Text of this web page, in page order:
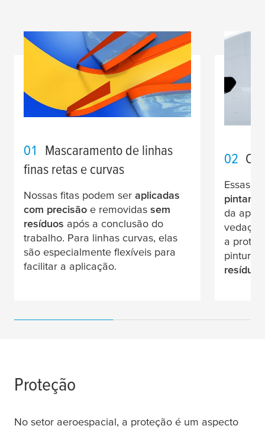
01
Mascaramento de linhas
finas retas e curvas
Nossas fitas podem ser aplicadas
com precisão e removidas sem
resíduos após a conclusão do
trabalho. Para linhas curvas, elas
são especialmente flexíveis para
facilitar a aplicação.
02
Essas
pintar
da
a
pintura,
resíduos
Proteção
No setor aeroespacial, a proteção é um aspecto